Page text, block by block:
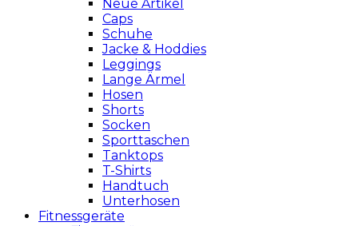
Neue Artikel
Caps
Schuhe
Jacke & Hoddies
Leggings
Lange Ärmel
Hosen
Shorts
Socken
Sporttaschen
Tanktops
T-Shirts
Handtuch
Unterhosen
Fitnessgeräte